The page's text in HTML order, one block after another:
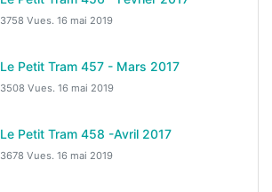
3758 Vues. 16 mai 2019
Le Petit Tram 457 - Mars 2017
3508 Vues. 16 mai 2019
Le Petit Tram 458 -Avril 2017
3678 Vues. 16 mai 2019